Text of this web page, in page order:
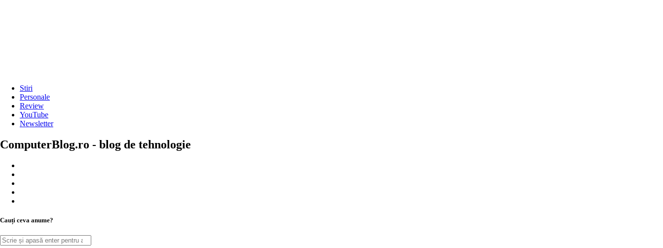
Stiri
Personale
Review
YouTube
Newsletter
ComputerBlog.ro - blog de tehnologie
Cauți ceva anume?